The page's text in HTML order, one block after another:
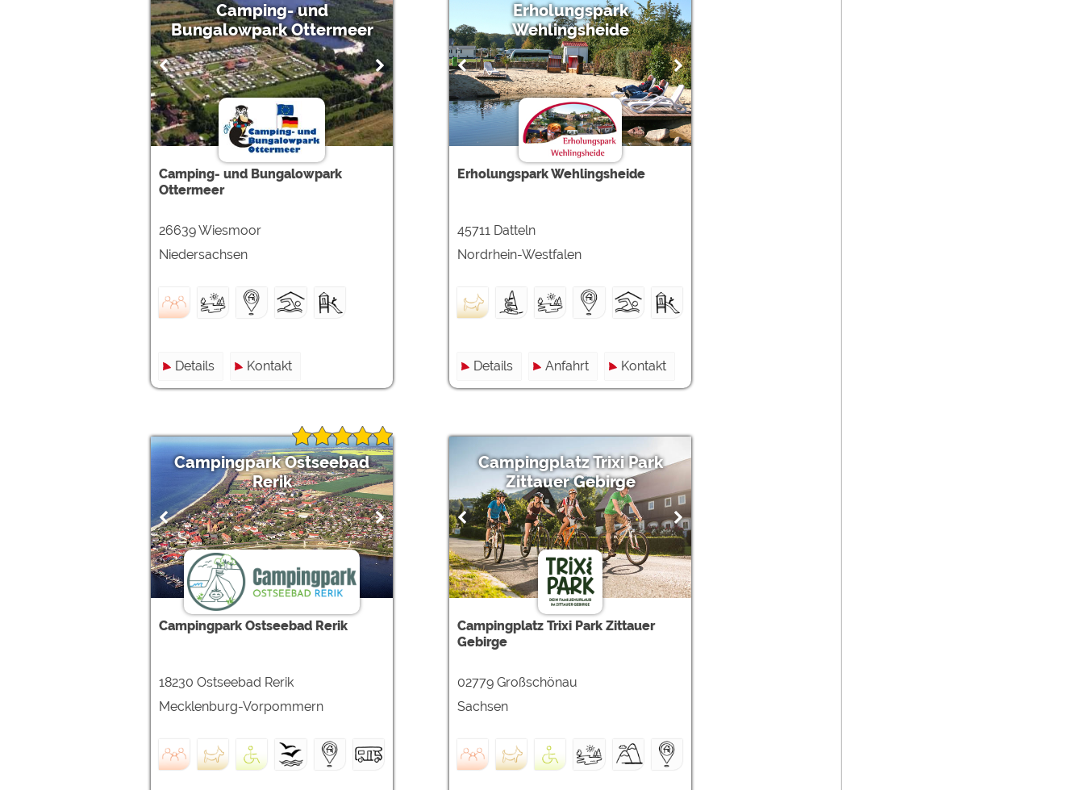
Camping- und
Bungalowpark Ottermeer
Camping- und Bungalowpark
Ottermeer
26639 Wiesmoor
Niedersachsen
Details Kontakt
Erholungspark
Wehlingsheide
Erholungspark Wehlingsheide
45711 Datteln
Nordrhein-Westfalen
Details Anfahrt Kontakt
Campingpark Ostseebad
Rerik
Campingpark Ostseebad Rerik
18230 Ostseebad Rerik
Mecklenburg-Vorpommern
Campingplatz Trixi Park
Zittauer Gebirge
Campingplatz Trixi Park Zittauer
Gebirge
02779 Großschönau
Sachsen